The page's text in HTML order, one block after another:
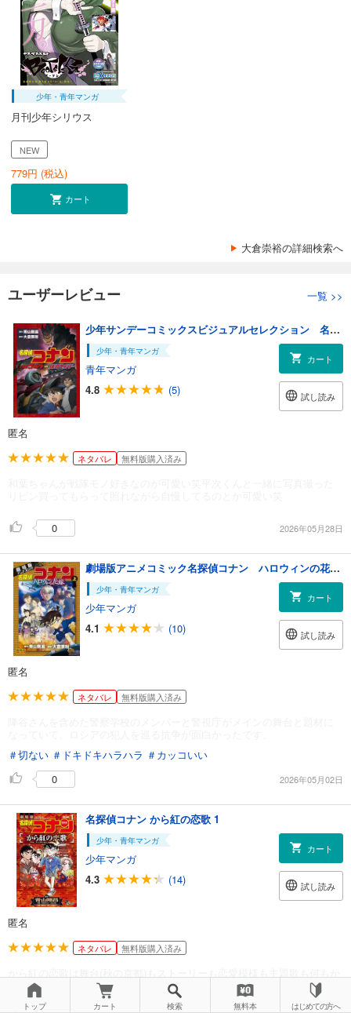
少年・青年マンガ
月刊少年シリウス
NEW
779円 (税込)
カート
大倉崇裕の詳細検索へ
ユーザーレビュー 一覧 >>
少年サンデーコミックスビジュアルセレクション 名探偵コナン 大怪獣ゴメラ ＶＳ 仮面ヤイバー
少年・青年マンガ
青年マンガ
4.8
(5)
カート
試し読み
匿名
ネタバレ 無料版購入済み
0 2026年05月28日
劇場版アニメコミック名探偵コナン ハロウィンの花嫁 上
少年・青年マンガ
少年マンガ
4.1
(10)
カート
試し読み
匿名
ネタバレ 無料版購入済み
＃切ない ＃ドキドキハラハラ ＃カッコいい
0
2026年05月02日
名探偵コナン から紅の恋歌 1
少年・青年マンガ
少年マンガ
4.3
(14)
カート
試し読み
匿名
ネタバレ 無料版購入済み
もが好きなのでコミカライズでゆっくり見返せて嬉しいです！
トップ カート 検索 無料本 はじめての方へ